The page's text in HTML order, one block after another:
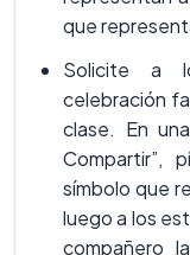
que
Solicite a
celebración
clase. En
Compartir”,
símbolo que
luego a los
compañero